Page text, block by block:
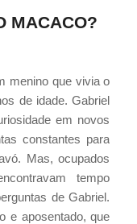
MACACO?
menino que vivia o
de idade. Gabriel
em novos
constantes para
Mas, ocupados
tempo
de Gabriel.
e aposentado, que